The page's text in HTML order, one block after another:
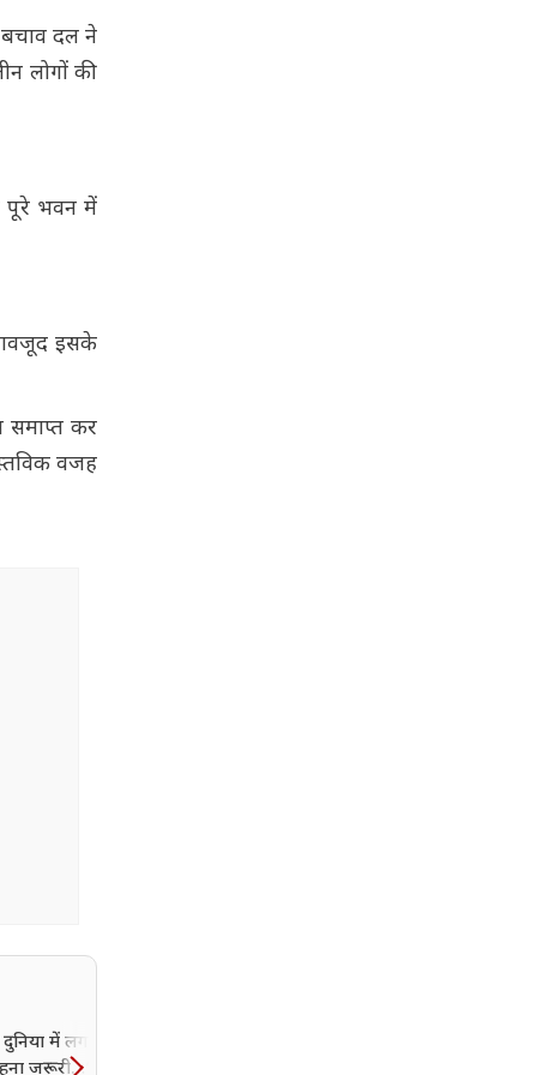
दल ने
लोगों की
पूरे भवन में
इसके
कर
वजह
में लगातार
जरूरी…’ IIT